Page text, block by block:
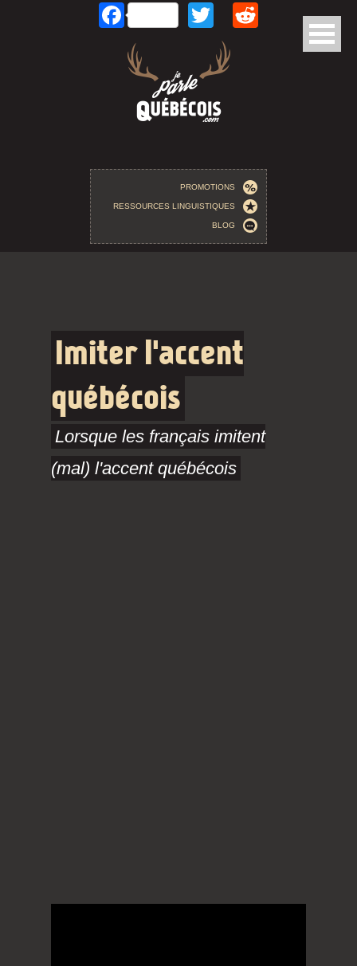
Aller au contenu principalFacebookTwitterReddit
PROMOTIONS
RESSOURCES LINGUISTIQUES
BLOG
Imiter l'accent
québécois
Lorsque les français imitent
(mal) l'accent québécois